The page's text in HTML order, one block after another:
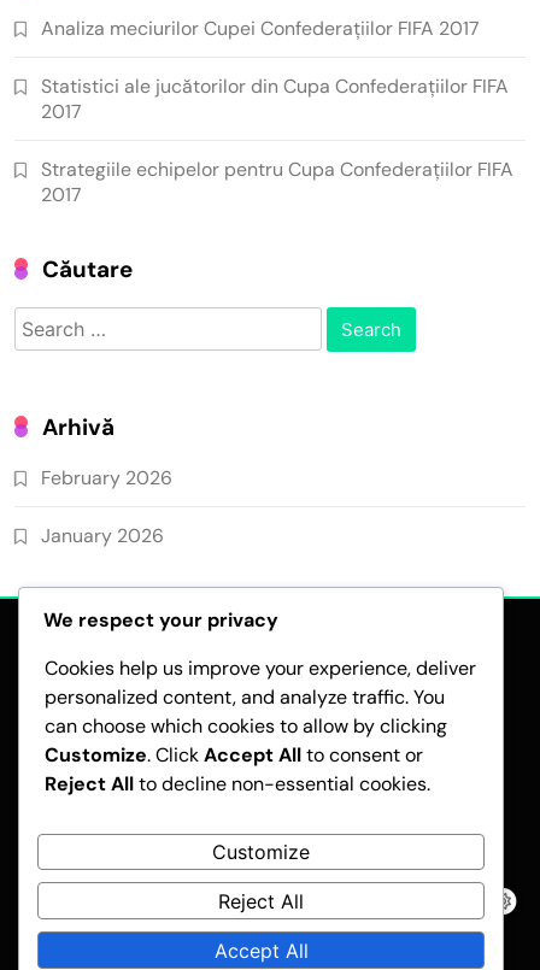
Analiza meciurilor Cupei Confederațiilor FIFA 2017
Statistici ale jucătorilor din Cupa Confederațiilor FIFA
2017
Strategiile echipelor pentru Cupa Confederațiilor FIFA
2017
Căutare
Search
for:
Arhivă
February 2026
January 2026
POVESTEA NOASTRĂ
POLITICA PRIVIND COOKIE-URILE
POLITICA DE CONFIDENȚIALITATE
Pubnews - Modern WordPress Theme 2026.Developed By
BlazeThemes.
We respect your privacy
Cookies help us improve your experience, deliver
personalized content, and analyze traffic. You
can choose which cookies to allow by clicking
Customize. ClickAccept Allto consent or
Reject Allto decline non-essential cookies.
Customize
Reject All
Accept All